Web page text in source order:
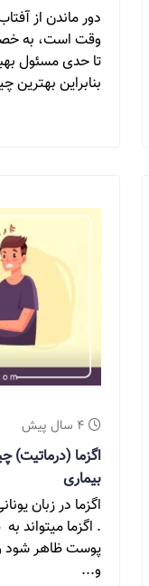
دور ماندن از
وقت است، به
تا حدی مسئول
بنابراین
4 سال پیش
اگزما
بیماری
اگزما در زبان
. اگزما میتواند
پوست ظاهر شود
و...